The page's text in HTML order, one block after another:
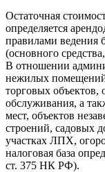
Остаточная
определяется
правилами ведения
(основного
В отношении
нежилых
торговых объектов,
обслуживания, а
мест, объектов
строений, садовых
участках ЛПХ,
налоговая база
ст. 375 НК РФ).